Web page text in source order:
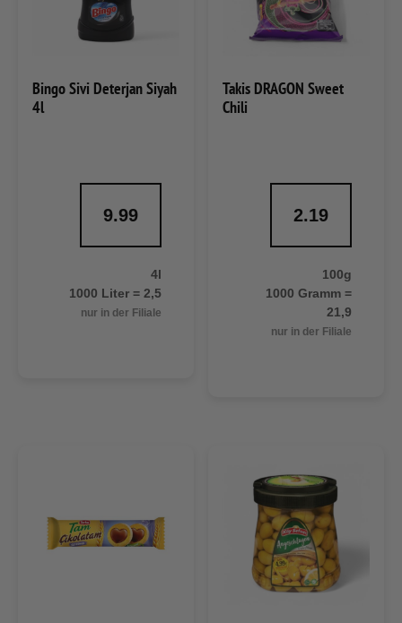
Bingo Sivi Deterjan Siyah
4l
9.99
4l
1000 Liter = 2,5
nur in der Filiale
Takis DRAGON Sweet
Chili
2.19
100g
1000 Gramm =
21,9
nur in der Filiale